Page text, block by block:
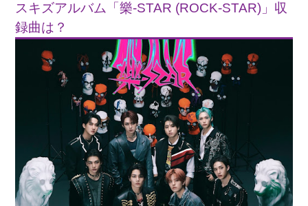
スキズアルバム「樂-STAR (ROCK-STAR)」収
録曲は？